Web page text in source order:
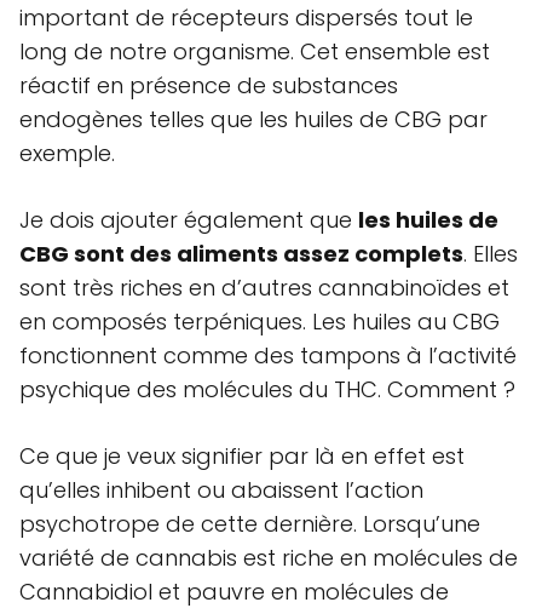
important de récepteurs dispersés tout le
long de notre organisme. Cet ensemble est
réactif en présence de substances
endogènes telles que les huiles de CBG par
exemple.
Je dois ajouter également que les huiles de
CBG sont des aliments assez complets. Elles
sont très riches en d’autres cannabinoïdes et
en composés terpéniques. Les huiles au CBG
fonctionnent comme des tampons à l’activité
psychique des molécules du THC. Comment ?
Ce que je veux signifier par là en effet est
qu’elles inhibent ou abaissent l’action
psychotrope de cette dernière. Lorsqu’une
variété de cannabis est riche en molécules de
Cannabidiol et pauvre en molécules de